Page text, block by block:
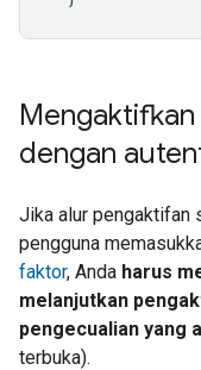
dengan
Jika alur pengaktifan
pengguna
faktor, Anda harus
melanjutkan
pengecualian yang
terbuka).